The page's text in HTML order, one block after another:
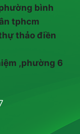
bình
tphcm
thảo điền
,phường 6